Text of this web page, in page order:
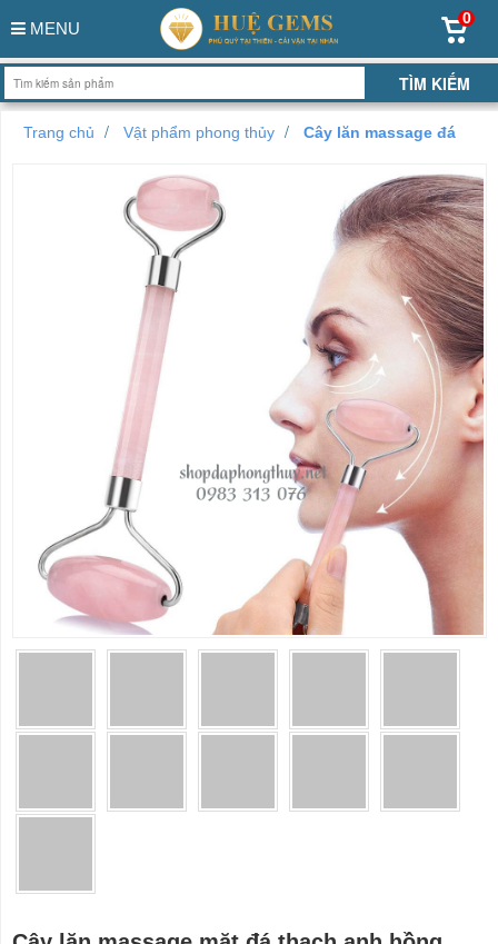
MENU
0
Trang chủ Vật phẩm phong thủy Cây lăn massage đá